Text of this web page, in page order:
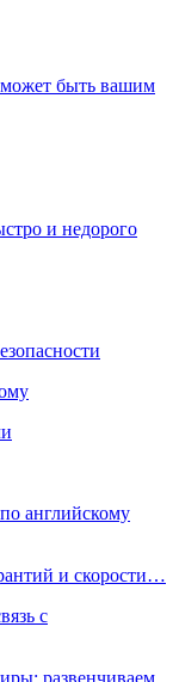
быть вашим
и недорого
английскому
и скорости…
с
развенчиваем